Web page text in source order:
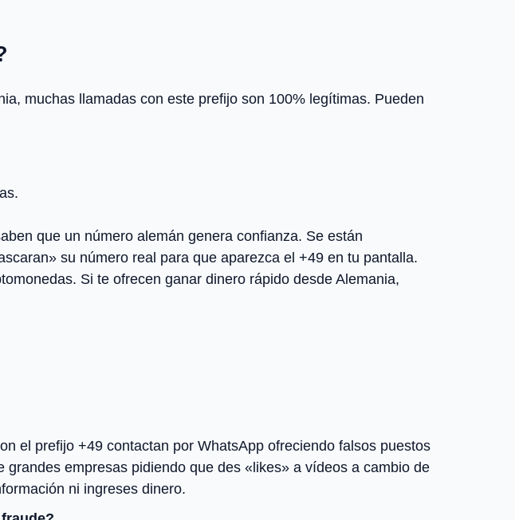
muchas llamadas con este prefijo son 100% legítimas. Pueden
que un número alemán genera confianza. Se están
su número real para que aparezca el +49 en tu pantalla.
Si te ofrecen ganar dinero rápido desde Alemania,
el prefijo +49 contactan por WhatsApp ofreciendo falsos puestos
empresas pidiendo que des «likes» a vídeos a cambio de
ni ingreses dinero.